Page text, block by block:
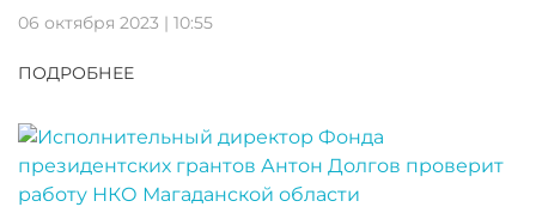
06 октября 2023 | 10:55
ПОДРОБНЕЕ